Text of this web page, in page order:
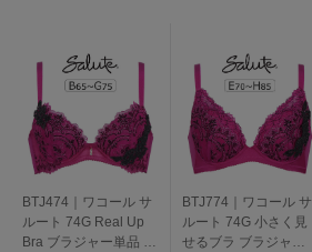
BTJ474｜ワコール サ
ルート 74G Real Up
Bra ブラジャー単品 全
BTJ774｜ワコール サ
ルート 74G 小さく見
せるブラ ブラジャー